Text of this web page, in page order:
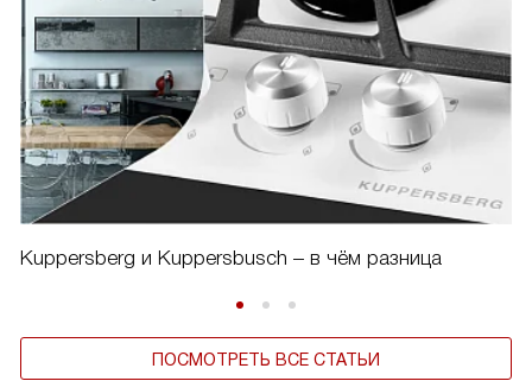
Kuppersberg и Kuppersbusch – в чём разница
ПОСМОТРЕТЬ ВСЕ СТАТЬИ